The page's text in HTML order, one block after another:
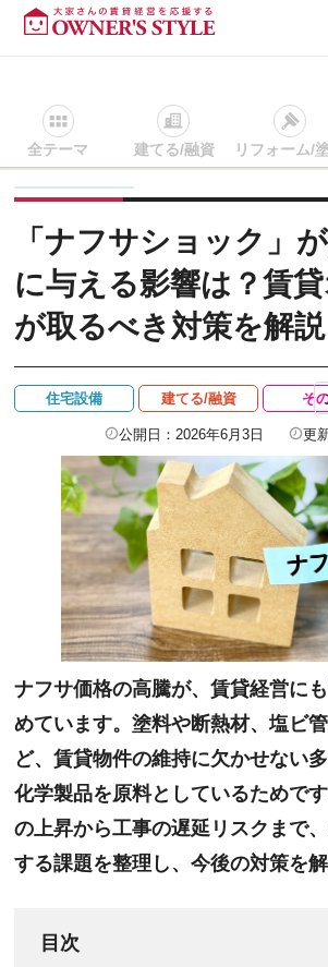
全テーマ 建てる/融資 リフォーム/
賃貸経営ＴＯＰ 住宅設備 記事を読む
「ナフサショック」
に与える影響は？賃
が取るべき対策を解説
住宅設備 建てる/融資 そ
公開日：2026年6月3日 更
ナフサ価格の高騰が、賃貸経営に
めています。塗料や断熱材、塩ビ
ど、賃貸物件の維持に欠かせない
化学製品を原料としているためで
の上昇から工事の遅延リスクまで
する課題を整理し、今後の対策を解
目次